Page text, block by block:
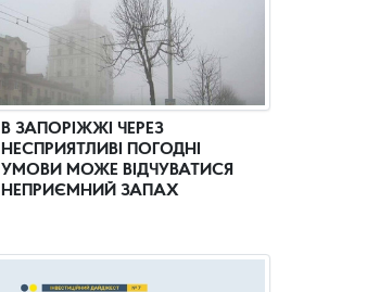
В ЗАПОРІЖЖІ ЧЕРЕЗ
НЕСПРИЯТЛИВІ ПОГОДНІ
УМОВИ МОЖЕ ВІДЧУВАТИСЯ
НЕПРИЄМНИЙ ЗАПАХ